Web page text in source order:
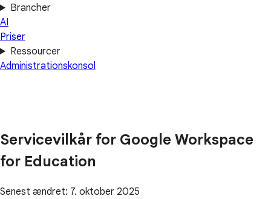
Brancher
AI
Priser
Ressourcer
Administrationskonsol
Servicevilkår for Google Workspace
for Education
Senest ændret: 7. oktober 2025